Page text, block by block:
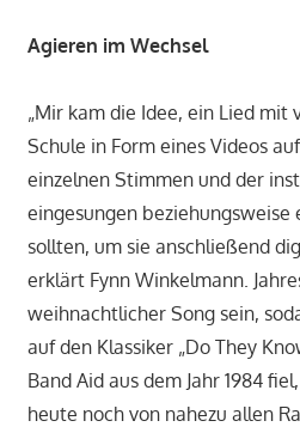
Agieren im Wechsel
„Mir kam die Idee, ein Lied mit
Schule in Form eines Videos
einzelnen Stimmen und der
eingesungen
sollten, um sie anschließend
erklärt Fynn Winkelmann.
weihnachtlicher Song sein,
auf den Klassiker „Do They
Band Aid aus dem Jahr 1984
heute noch von nahezu allen